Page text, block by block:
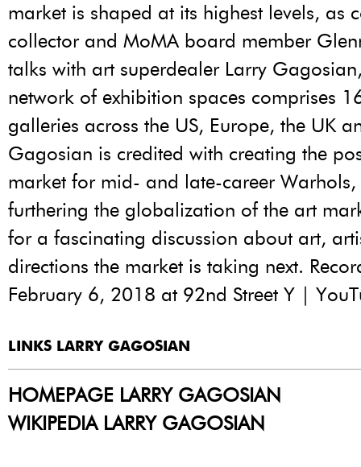
market is shaped at its highest levels, as
collector and MoMA board member
talks with art superdealer Larry
network of exhibition spaces comprises
galleries across the US, Europe, the UK
Gagosian is credited with creating the
market for mid- and late-career
furthering the globalization of the art
for a fascinating discussion about art,
directions the market is taking next.
February 6, 2018 at 92nd Street Y |
LINKS LARRY GAGOSIAN
HOMEPAGE LARRY GAGOSIAN
WIKIPEDIA LARRY GAGOSIAN